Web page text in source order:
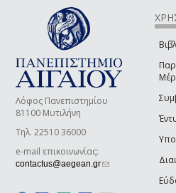
Λόφος Πανεπιστημίου
81100 Μυτιλήνη
Τηλ. 22510 36000
e-mail επικοινωνίας:
contactus@aegean.gr(link sends e-mail)